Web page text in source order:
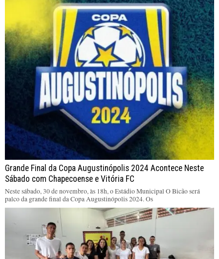
Grande Final da Copa Augustinópolis 2024 Acontece Neste
Sábado com Chapecoense e Vitória FC
Neste sábado, 30 de novembro, às 18h, o Estádio Municipal O Bicão será
palco da grande final da Copa Augustinópolis 2024. Os